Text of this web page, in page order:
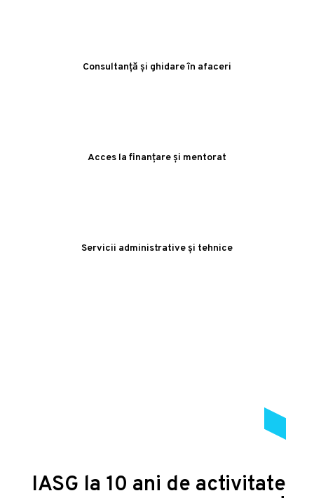
Consultanță și ghidare în afaceri
Acces la finanțare și mentorat
Servicii administrative și tehnice
IASG la 10 ani de activitate